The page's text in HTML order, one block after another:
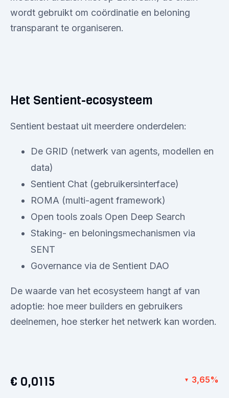
wordt gebruikt om coördinatie en beloning
transparant te organiseren.
Het Sentient-ecosysteem
Sentient bestaat uit meerdere onderdelen:
De GRID (netwerk van agents, modellen en
data)
Sentient Chat (gebruikersinterface)
ROMA (multi-agent framework)
Open tools zoals Open Deep Search
Staking- en beloningsmechanismen via
SENT
Governance via de Sentient DAO
De waarde van het ecosysteem hangt af van
adoptie: hoe meer builders en gebruikers
deelnemen, hoe sterker het netwerk kan worden.
€ 0,0115 ▼ 3,65%